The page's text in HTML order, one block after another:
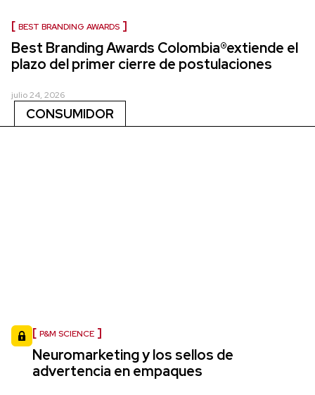
BEST BRANDING AWARDS
Best Branding Awards Colombia®extiende el
plazo del primer cierre de postulaciones
julio 24, 2026
CONSUMIDOR
P&M SCIENCE
Neuromarketing y los sellos de
advertencia en empaques